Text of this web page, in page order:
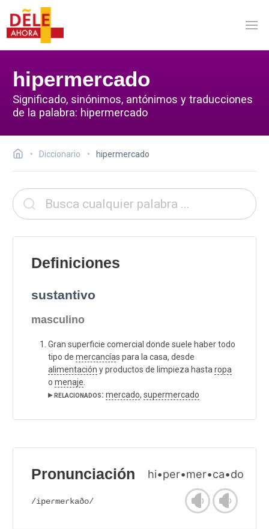
hipermercado
Significado, sinónimos, antónimos y traducciones
de la palabra: hipermercado
Diccionario hipermercado
Definiciones
sustantivo
masculino
Gran superficie comercial donde suele haber todo
tipo de mercancías para la casa, desde
alimentación y productos de limpieza hasta ropa
o menaje
▸ relacionados: mercado, supermercado
Pronunciación hi•per•mer•ca•do
/ipeɾmeɾkaðo/